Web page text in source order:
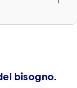
bisogno.